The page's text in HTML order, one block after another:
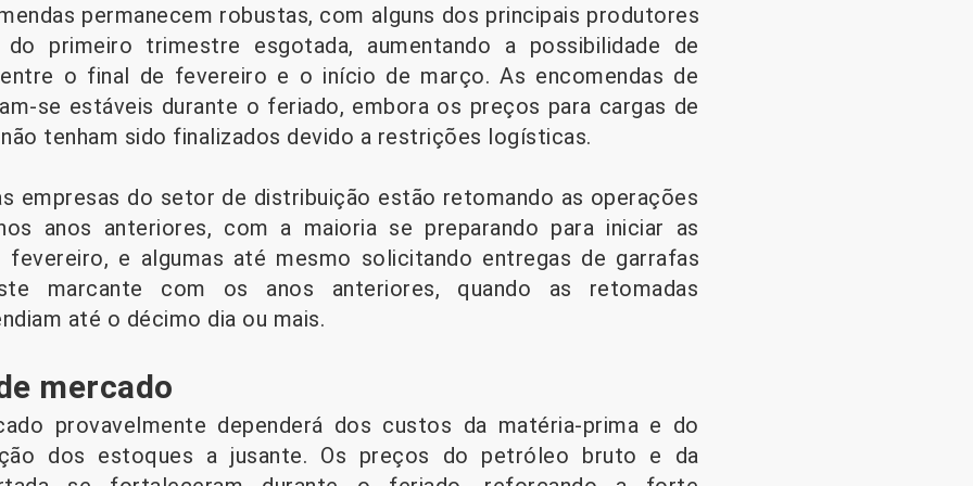
permanecem robustas, com alguns dos principais produtores
primeiro trimestre esgotada, aumentando a possibilidade de
o final de fevereiro e o início de março. As encomendas de
se estáveis ​​durante o feriado, embora os preços para cargas de
tenham sido finalizados devido a restrições logísticas.
empresas do setor de distribuição estão retomando as operações
anos anteriores, com a maioria se preparando para iniciar as
e algumas até mesmo solicitando entregas de garrafas
marcante com os anos anteriores, quando as retomadas
até o décimo dia ou mais.
mercado
provavelmente dependerá dos custos da matéria-prima e do
dos estoques a jusante. Os preços do petróleo bruto e da